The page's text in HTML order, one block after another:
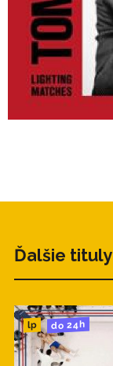
Ďalšie
lp do 24h